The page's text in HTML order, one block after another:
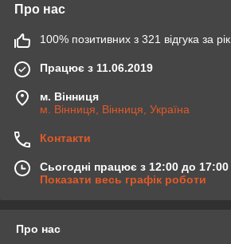
Про нас
100% позитивних з 321 відгука за рік
Працює з 11.06.2019
м. Вінниця
м. Вінниця, Вінниця, Україна
Контакти
Сьогодні працює з 12:00 до 17:00
Показати весь графік роботи
Про нас